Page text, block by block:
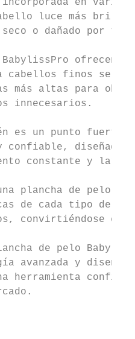
en
luce más
o dañado por
BabylissPro
finos se
más altas para
innecesarios.
es un punto
diseñado
constante y
plancha de pelo,
de cada tipo de
convirtiéndose en
de pelo
avanzada y
herramienta